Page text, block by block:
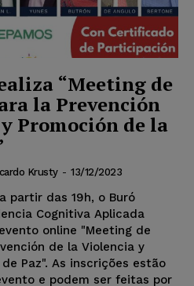
“Meeting de
la Prevención
Promoción de la
Krusty - 13/12/2023
partir das 19h, o Buró
Cognitiva Aplicada
online "Meeting de
de la Violencia y
Paz". As inscrições estão
e podem ser feitas por